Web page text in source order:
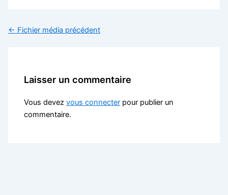
← Fichier média précédent
Laisser un commentaire
Vous devezvous connecter pour publier un
commentaire.